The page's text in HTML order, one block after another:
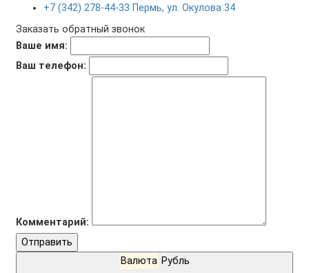
+7 (342) 278-44-33 Пермь, ул. Окулова 34
Заказать обратный звонок
Ваше имя:
Ваш телефон:
Комментарий:
Отправить
Валюта Рубль